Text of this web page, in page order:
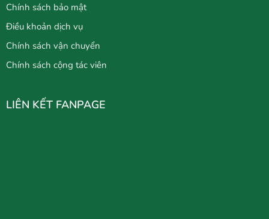
Chính sách bảo mật
Điều khoản dịch vụ
Chính sách vận chuyển
Chính sách cộng tác viên
LIÊN KẾT FANPAGE